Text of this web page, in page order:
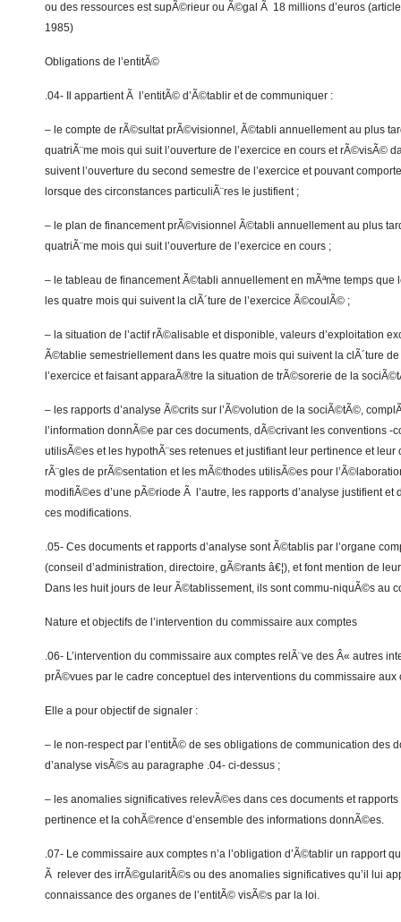
ou des ressources est supÃ©rieur ou Ã©gal Ã 18 millions d’euros
1985)
Obligations de l’entitÃ©
.04- Il appartient Ã l’entitÃ© d’Ã©tablir et de communiquer :
– le compte de rÃ©sultat prÃ©visionnel, Ã©tabli annuellement au plus
quatriÃ¨me mois qui suit l’ouverture de l’exercice en cours et rÃ©visÃ©
suivent l’ouverture du second semestre de l’exercice et pouvant
lorsque des circonstances particuliÃ¨res le justifient ;
– le plan de financement prÃ©visionnel Ã©tabli annuellement au plus
quatriÃ¨me mois qui suit l’ouverture de l’exercice en cours ;
– le tableau de financement Ã©tabli annuellement en mÃªme temps que
les quatre mois qui suivent la clÃ´ture de l’exercice Ã©coulÃ© ;
– la situation de l’actif rÃ©alisable et disponible, valeurs d’exploitation
Ã©tablie semestriellement dans les quatre mois qui suivent la clÃ´ture
l’exercice et faisant apparaÃ®tre la situation de trÃ©sorerie de la
– les rapports d’analyse Ã©crits sur l’Ã©volution de la sociÃ©tÃ©,
l’information donnÃ©e par ces documents, dÃ©crivant les conventions -
utilisÃ©es et les hypothÃ¨ses retenues et justifiant leur pertinence et
rÃ¨gles de prÃ©sentation et les mÃ©thodes utilisÃ©es pour
modifiÃ©es d’une pÃ©riode Ã l’autre, les rapports d’analyse justifient et
ces modifications.
.05- Ces documents et rapports d’analyse sont Ã©tablis par l’organe
(conseil d’administration, directoire, gÃ©rants â€¦), et font mention de
Dans les huit jours de leur Ã©tablissement, ils sont commu-niquÃ©s au
Nature et objectifs de l’intervention du commissaire aux comptes
.06- L’intervention du commissaire aux comptes relÃ¨ve des Â« autres
prÃ©vues par le cadre conceptuel des interventions du commissaire aux
Elle a pour objectif de signaler :
– le non-respect par l’entitÃ© de ses obligations de communication des
d’analyse visÃ©s au paragraphe .04- ci-dessus ;
– les anomalies significatives relevÃ©es dans ces documents et rapports
pertinence et la cohÃ©rence d’ensemble des informations donnÃ©es.
.07- Le commissaire aux comptes n’a l’obligation d’Ã©tablir un rapport
Ã relever des irrÃ©gularitÃ©s ou des anomalies significatives qu’il lui
connaissance des organes de l’entitÃ© visÃ©s par la loi.